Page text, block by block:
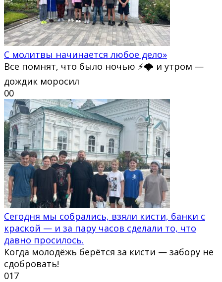
С молитвы начинается любое дело»
Все помнят, что было ночью ⚡🌩 и утром —
дождик моросил
00
Сегодня мы собрались, взяли кисти, банки с
краской — и за пару часов сделали то, что
давно просилось.
Когда молодёжь берётся за кисти — забору не
сдобровать!
017